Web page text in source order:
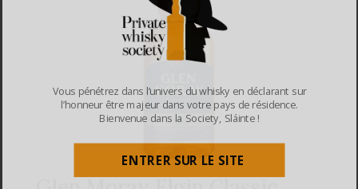
Vous pénétrez dans l’univers du whisky en déclarant sur
l’honneur être majeur dans votre pays de résidence.
Bienvenue dans la Society, Sláinte !
ENTRER SUR LE SITE